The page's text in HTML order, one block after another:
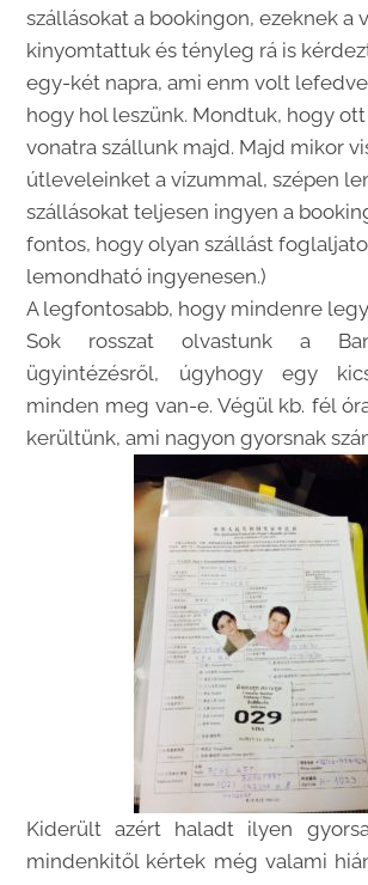
szállásokat a bookingon, ezeknek a
kinyomtattuk és tényleg rá is
egy-két napra, ami enm volt lefedve
hogy hol leszünk. Mondtuk, hogy ott
vonatra szállunk majd. Majd mikor
útleveleinket a vízummal, szépen
szállásokat teljesen ingyen a
fontos, hogy olyan szállást
lemondható ingyenesen.)
A legfontosabb, hogy mindenre
Sok rosszat olvastunk a
ügyintézésről, úgyhogy egy
minden meg van-e. Végül kb. fél
kerültünk, ami nagyon gyorsnak
Kiderült azért haladt ilyen
mindenkitől kértek még valami